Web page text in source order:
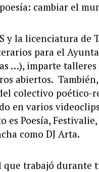
cambiar el
y la licenciatura de
para el
…), imparte
abiertos.
colectivo poético-
en varios videoclips
Poesía,
como DJ Arta.
que trabajó durante